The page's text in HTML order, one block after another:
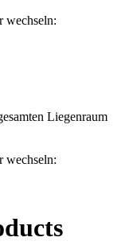
wechseln:
Liegenraum
wechseln: